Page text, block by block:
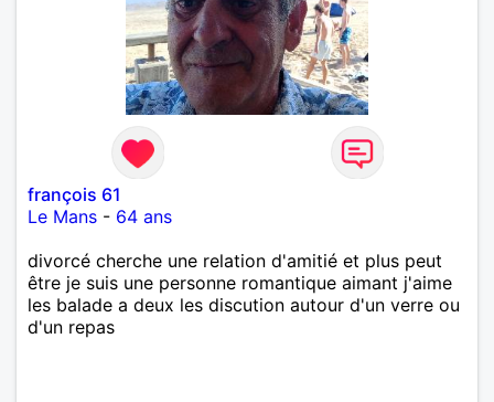
françois 61
Le Mans - 64 ans
divorcé cherche une relation d'amitié et plus peut
être je suis une personne romantique aimant j'aime
les balade a deux les discution autour d'un verre ou
d'un repas